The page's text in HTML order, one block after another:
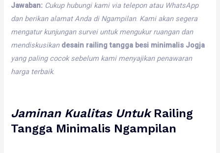
Jawaban: Cukup hubungi kami via telepon atau WhatsApp
dan berikan alamat Anda di Ngampilan. Kami akan segera
mengatur kunjungan survei untuk mengukur ruangan dan
mendiskusikan desain railing tangga besi minimalis Jogja
yang paling cocok sebelum kami menyajikan penawaran
harga terbaik.
Jaminan Kualitas Untuk Railing
Tangga Minimalis Ngampilan